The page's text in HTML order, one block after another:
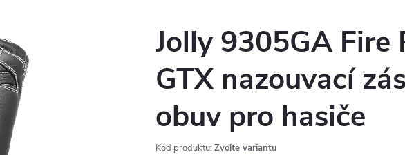
Jolly 9305GA Fire
GTX nazouvací
obuv pro hasiče
Kód produktu: Zvolte variantu